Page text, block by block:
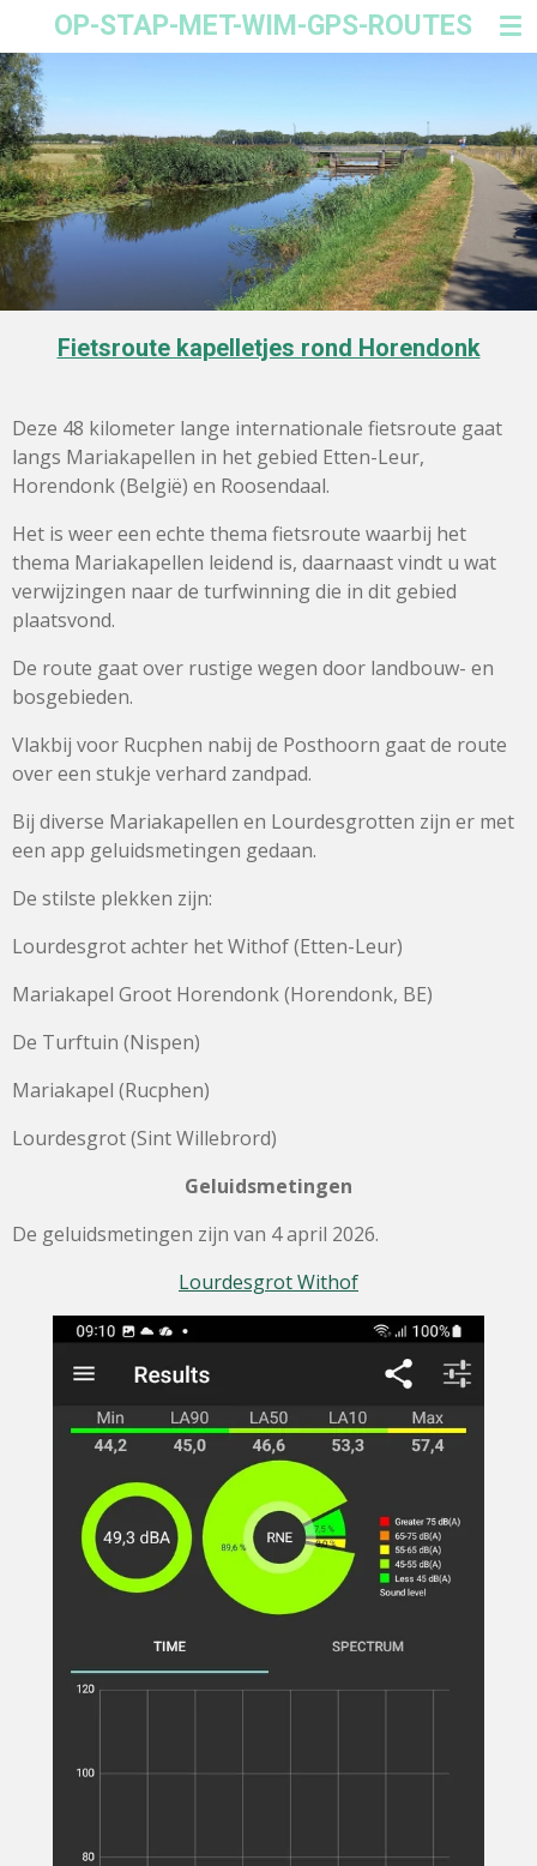
direct
naar
de
hoofdinhoud
OP-STAP-MET-WIM-GPS-ROUTES
Fietsroute kapelletjes rond Horendonk
Deze 48 kilometer lange internationale fietsroute gaat
langs Mariakapellen in het gebied Etten-Leur,
Horendonk (België) en Roosendaal.
Het is weer een echte thema fietsroute waarbij het
thema Mariakapellen leidend is, daarnaast vindt u wat
verwijzingen naar de turfwinning die in dit gebied
plaatsvond.
De route gaat over rustige wegen door landbouw- en
bosgebieden.
Vlakbij voor Rucphen nabij de Posthoorn gaat de route
over een stukje verhard zandpad.
Bij diverse Mariakapellen en Lourdesgrotten zijn er met
een app geluidsmetingen gedaan.
De stilste plekken zijn:
Lourdesgrot achter het Withof (Etten-Leur)
Mariakapel Groot Horendonk (Horendonk, BE)
De Turftuin (Nispen)
Mariakapel (Rucphen)
Lourdesgrot (Sint Willebrord)
Geluidsmetingen
De geluidsmetingen zijn van 4 april 2026.
Lourdesgrot Withof